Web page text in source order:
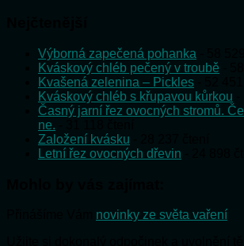
Výborná zapečená pohanka
Kváskový chléb pečený v troubě
Kvašená zelenina – Pickles
Kváskový chléb s křupavou kůrkou
Časný jarní řez ovocných stromů.
ne.
Založení kvásku
Letní řez ovocných dřevin
novinky ze světa vaření